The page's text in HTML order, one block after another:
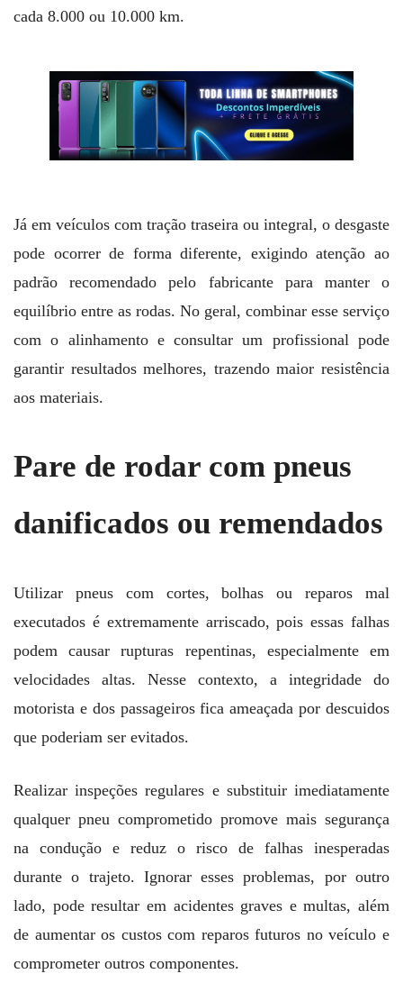
cada 8.000 ou 10.000 km.
Já em veículos com tração traseira ou integral, o desgaste
pode ocorrer de forma diferente, exigindo atenção ao
padrão recomendado pelo fabricante para manter o
equilíbrio entre as rodas. No geral, combinar esse serviço
com o alinhamento e consultar um profissional pode
garantir resultados melhores, trazendo maior resistência
aos materiais.
Pare de rodar com pneus
danificados ou remendados
Utilizar pneus com cortes, bolhas ou reparos mal
executados é extremamente arriscado, pois essas falhas
podem causar rupturas repentinas, especialmente em
velocidades altas. Nesse contexto, a integridade do
motorista e dos passageiros fica ameaçada por descuidos
que poderiam ser evitados.
Realizar inspeções regulares e substituir imediatamente
qualquer pneu comprometido promove mais segurança
na condução e reduz o risco de falhas inesperadas
durante o trajeto. Ignorar esses problemas, por outro
lado, pode resultar em acidentes graves e multas, além
de aumentar os custos com reparos futuros no veículo e
comprometer outros componentes.